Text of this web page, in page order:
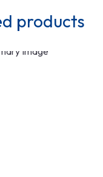
products